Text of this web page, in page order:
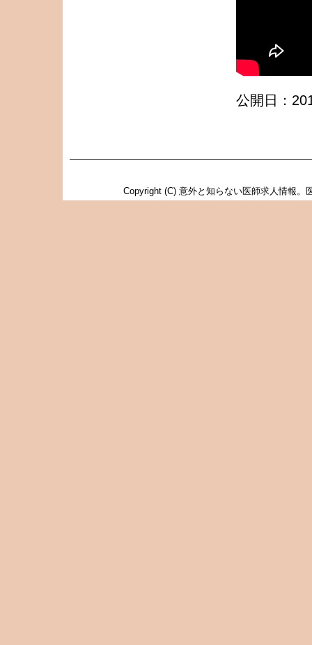
公開日：
Copyright (C) 意外と知らない医師求人情報。